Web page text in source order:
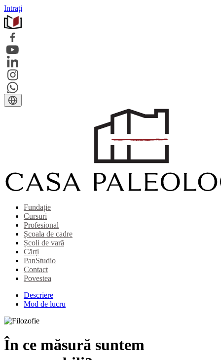
Intrați
Fundație
Cursuri
Profesional
Școala de cadre
Școli de vară
Cărți
PanStudio
Contact
Povestea
Descriere
Mod de lucru
În ce măsură suntem